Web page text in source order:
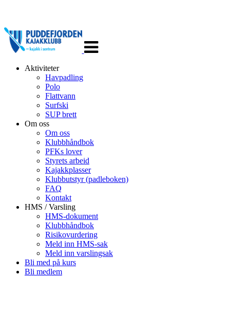
navigasjon
Aktiviteter
Havpadling
Polo
Flattvann
Surfski
SUP brett
Om oss
Om oss
Klubbhåndbok
PFKs lover
Styrets arbeid
Kajakkplasser
Klubbutstyr (padleboken)
FAQ
Kontakt
HMS / Varsling
HMS-dokument
Klubbhåndbok
Risikovurdering
Meld inn HMS-sak
Meld inn varslingsak
Bli med på kurs
Bli medlem